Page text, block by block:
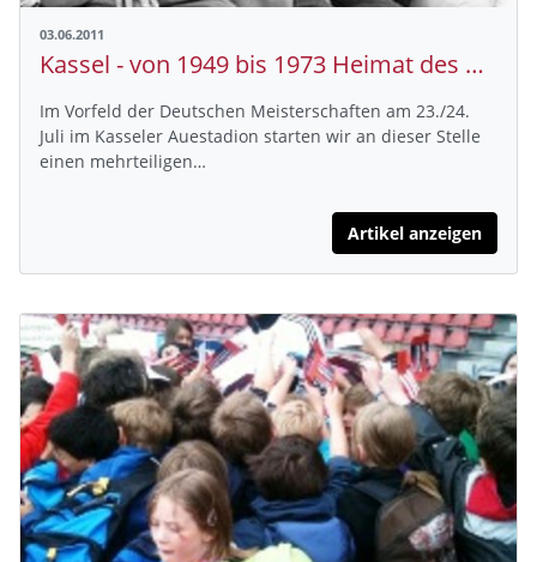
03.06.2011
Kassel - von 1949 bis 1973 Heimat des DLV
Im Vorfeld der Deutschen Meisterschaften am 23./24.
Juli im Kasseler Auestadion starten wir an dieser Stelle
einen mehrteiligen…
Artikel anzeigen